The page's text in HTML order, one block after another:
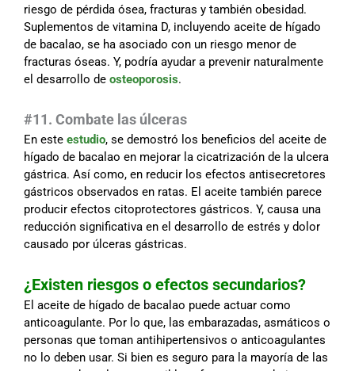
riesgo de pérdida ósea, fracturas y también obesidad.
Suplementos de vitamina D, incluyendo aceite de hígado
de bacalao, se ha asociado con un riesgo menor de
fracturas óseas. Y, podría ayudar a prevenir naturalmente
el desarrollo de osteoporosis.
#11. Combate las úlceras
En este estudio, se demostró los beneficios del aceite de
hígado de bacalao en mejorar la cicatrización de la ulcera
gástrica. Así como, en reducir los efectos antisecretores
gástricos observados en ratas. El aceite también parece
producir efectos citoprotectores gástricos. Y, causa una
reducción significativa en el desarrollo de estrés y dolor
causado por úlceras gástricas.
¿Existen riesgos o efectos secundarios?
El aceite de hígado de bacalao puede actuar como
anticoagulante. Por lo que, las embarazadas, asmáticos o
personas que toman antihipertensivos o anticoagulantes
no lo deben usar. Si bien es seguro para la mayoría de las